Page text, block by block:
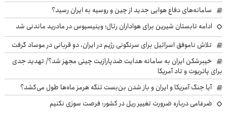
سامانه‌های دفاع هوایی جدید از چین و روسیه به ایران رسید؟
ادامه تابستان شیرین برای هواداران رئال؛ وینیسیوس در مادرید ماندنی شد
تلاش ناموفق اسرائیل برای سرنگونی رژیم در ایران، دو قربانی در موساد گرفت
خیبرشکن ایران به سامانه هدایت ضدپارازیت چینی مجهز شد؟/ تهدید جدی
برای پاتریوت و تاد آمریکا
آیا جنگ آمریکا و ایران و باز شدن بن‌بست تنگه هرمز ماه‌ها طول می‌کشد؟
ضرغامی درباره ضرورت تغییر ریل در کشور: فرصت سوزی نکنیم